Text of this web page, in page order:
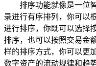
排序功能就像是一位
录进行有序排列，你可以
进行排序，你既可以选择
排序，也可以按照交易金
样的排序方式，你可以更
数字资产的流动规律和趋势